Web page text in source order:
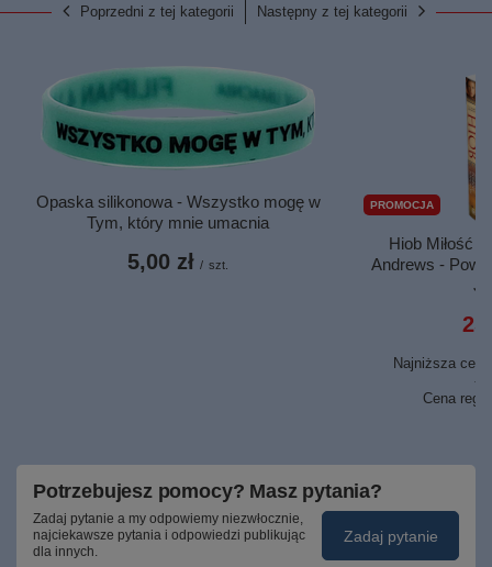
Poprzedni z tej kategorii Następny z tej kategorii
Opaska silikonowa - Wszystko mogę w
Tym, który mnie umacnia
5,00 zł / szt.
PROMOCJA
Hiob Miłość
Andrews -
Najniższa
Cena
Potrzebujesz pomocy? Masz pytania?
Zadaj pytanie a my odpowiemy niezwłocznie,
najciekawsze pytania i odpowiedzi publikując
dla innych.
Zadaj pytanie